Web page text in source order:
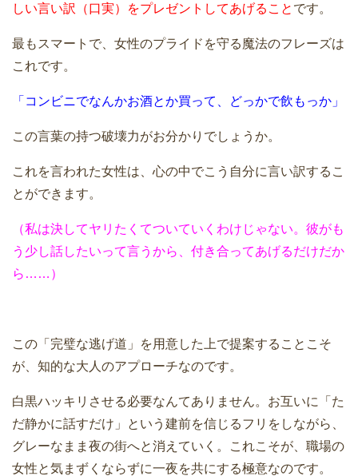
しい言い訳（口実）をプレゼントしてあげること です。
最もスマートで、女性のプライドを守る魔法のフレーズは
これです。
「コンビニでなんかお酒とか買って、どっかで飲もっか」
この言葉の持つ破壊力がお分かりでしょうか。
これを言われた女性は、心の中でこう自分に言い訳するこ
とができます。
（私は決してヤリたくてついていくわけじゃない。彼がも
う少し話したいって言うから、付き合ってあげるだけだか
ら……）
この「完璧な逃げ道」を用意した上で提案することこそ
が、知的な大人のアプローチなのです。
白黒ハッキリさせる必要なんてありません。お互いに「た
だ静かに話すだけ」という建前を信じるフリをしながら、
グレーなまま夜の街へと消えていく。これこそが、職場の
女性と気まずくならずに一夜を共にする極意なのです。